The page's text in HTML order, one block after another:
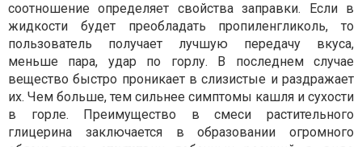
соотношение определяет свойства заправки. Если в
жидкости будет преобладать пропиленгликоль, то
пользователь получает лучшую передачу вкуса,
меньше пара, удар по горлу. В последнем случае
вещество быстро проникает в слизистые и раздражает
их. Чем больше, тем сильнее симптомы кашля и сухости
в горле. Преимущество в смеси растительного
глицерина заключается в образовании огромного